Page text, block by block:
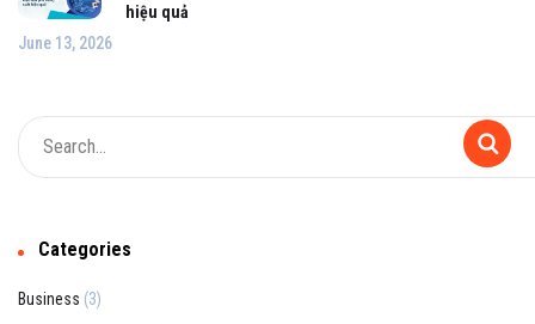
hiệu quả
June 13, 2026
Categories
Business (3)